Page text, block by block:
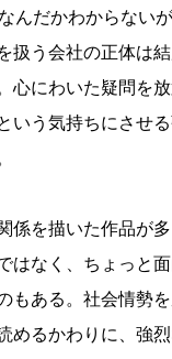
んだかわからない
扱う会社の正体は
心にわいた疑問を
いう気持ちにさせ
係を描いた作品が
はなく、ちょっと
もある。社会情勢
めるかわりに、強